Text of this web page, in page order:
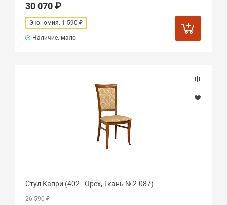
30 070 ₽
Экономия: 1 590 ₽
Наличие: мало
Стул Капри (402 - Орех; Ткань №2-087)
26 590 ₽